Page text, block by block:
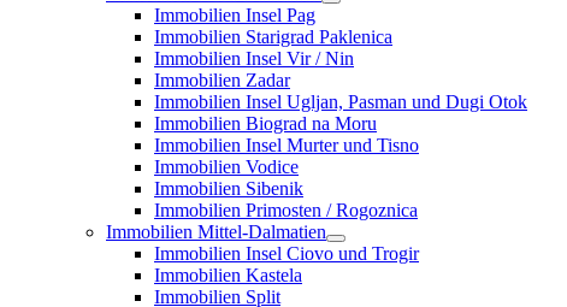
Immobilien Insel Pag
Immobilien Starigrad Paklenica
Immobilien Insel Vir / Nin
Immobilien Zadar
Immobilien Insel Ugljan, Pasman und Dugi Otok
Immobilien Biograd na Moru
Immobilien Insel Murter und Tisno
Immobilien Vodice
Immobilien Sibenik
Immobilien Primosten / Rogoznica
Immobilien Mittel-Dalmatien
Immobilien Insel Ciovo und Trogir
Immobilien Kastela
Immobilien Split